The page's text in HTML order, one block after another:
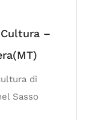
–
di
Sasso